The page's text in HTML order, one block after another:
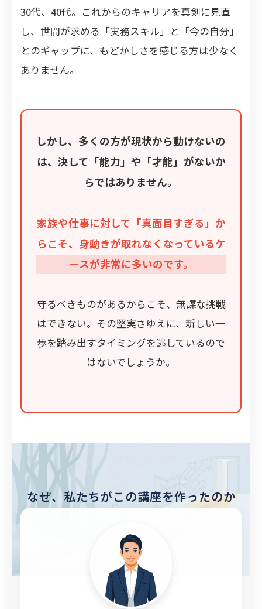
30代、40代。これからのキャリアを真剣に見直
し、世間が求める「実務スキル」と「今の自分」
とのギャップに、もどかしさを感じる方は少なく
ありません。
しかし、多くの方が現状から動けないの
は、決して「能力」や「才能」がないか
らではありません。
家族や仕事に対して「真面目すぎる」か
らこそ、身動きが取れなくなっているケ
ースが非常に多いのです。
守るべきものがあるからこそ、無謀な挑戦
はできない。その堅実さゆえに、新しい一
歩を踏み出すタイミングを逃しているので
はないでしょうか。
なぜ、私たちがこの講座を作ったのか